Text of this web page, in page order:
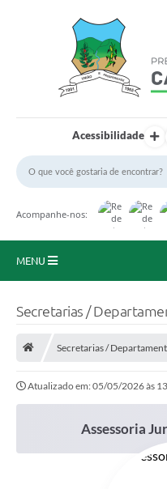
Acessibilidade
Acompanhe-nos:
MENU
Portal da Transparência
Secretarias /
Secretarias /
Atualizado em: 05/05/2026 às
Assessoria